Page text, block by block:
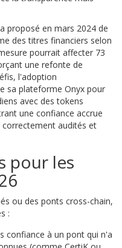
proposé en mars 2024 de
des titres financiers selon
pourrait affecter 73
une refonte de
l'adoption
sa plateforme Onyx pour
avec des tokens
une confiance accrue
audités et
pour les
ou des ponts cross-chain,
:
confiance à un pont qui n'a